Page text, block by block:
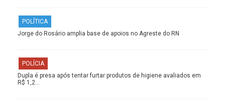
POLÍTICA
Jorge do Rosário amplia base de apoios no Agreste do RN
POLÍCIA
Dupla é presa após tentar furtar produtos de higiene avaliados em
R$ 1,2…